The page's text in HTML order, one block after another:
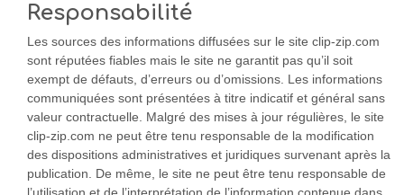
Responsabilité
Les sources des informations diffusées sur le site clip-zip.com
sont réputées fiables mais le site ne garantit pas qu’il soit
exempt de défauts, d’erreurs ou d’omissions. Les informations
communiquées sont présentées à titre indicatif et général sans
valeur contractuelle. Malgré des mises à jour régulières, le site
clip-zip.com ne peut être tenu responsable de la modification
des dispositions administratives et juridiques survenant après la
publication. De même, le site ne peut être tenu responsable de